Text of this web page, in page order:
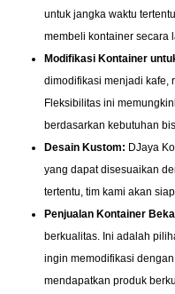
untuk jangka waktu
membeli kontainer secara
Modifikasi Kontainer
dimodifikasi menjadi kafe,
Fleksibilitas ini
berdasarkan kebutuhan
Desain Kustom: DJaya
yang dapat disesuaikan
tertentu, tim kami akan
Penjualan Kontainer
berkualitas. Ini adalah
ingin memodifikasi
mendapatkan produk